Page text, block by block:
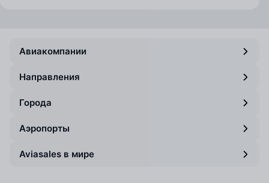
Авиакомпании
Направления
Города
Аэропорты
Aviasales в мире